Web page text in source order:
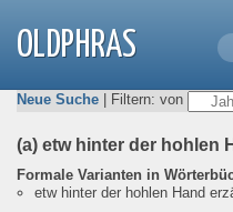
OLDPHRAS
Neue Suche | Filtern: von
(a) etw hinter der hohlen
Formale Varianten in
etw hinter der hohlen Hand